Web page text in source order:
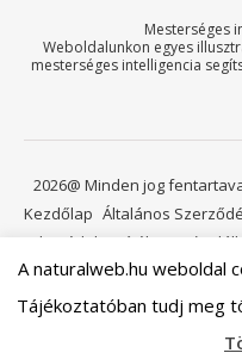
Mesterséges
Weboldalunkon egyes
mesterséges intelligencia
2026@ Minden jog
Kezdőlap Általános
Adatvédelmi tájékoztató
Viszonteladóknak Kosár
Ashe a
A naturalweb.hu weboldal
Tájékoztatóban tudj meg